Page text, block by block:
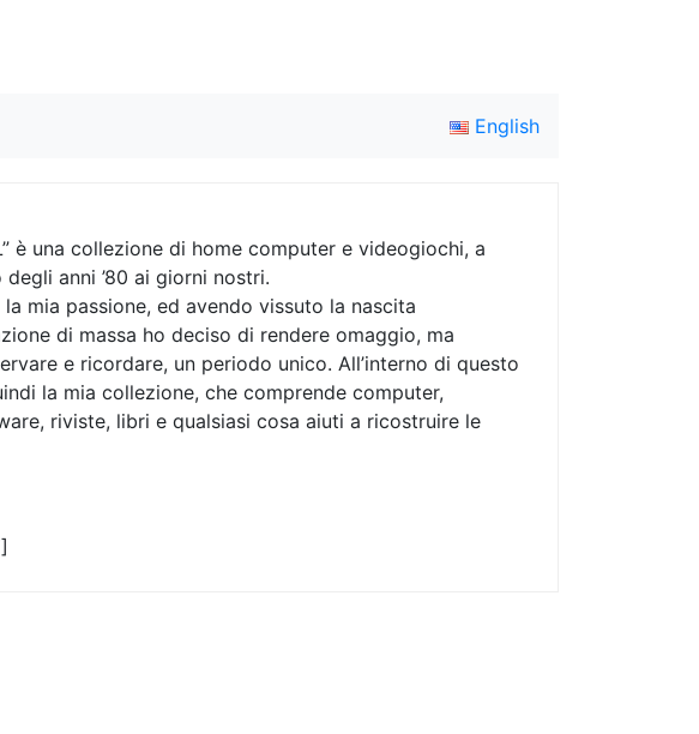
English
è una collezione di home computer e videogiochi, a
degli anni ’80 ai giorni nostri.
mia passione, ed avendo vissuto la nascita
di massa ho deciso di rendere omaggio, ma
e ricordare, un periodo unico. All’interno di questo
la mia collezione, che comprende computer,
riviste, libri e qualsiasi cosa aiuti a ricostruire le